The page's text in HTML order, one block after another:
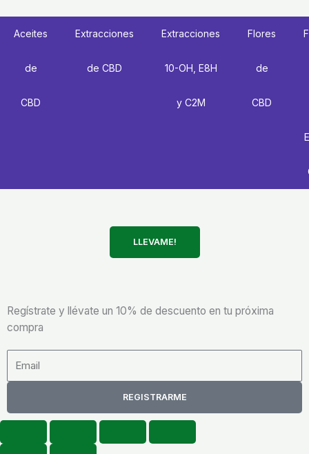
Aceites
de
CBD
Extracciones
de CBD
Extracciones
10-OH, E8H
y C2M
Flores
de
CBD
LLEVAME!
Regístrate y llévate un 10% de descuento en tu próxima
compra
REGISTRARME